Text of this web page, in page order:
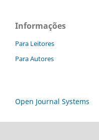
Informações
Para Leitores
Para Autores
Open Journal Systems